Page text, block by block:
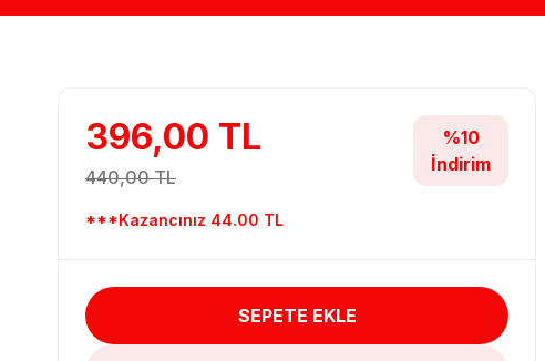
396,00 TL
440,00 TL
***Kazancınız 44.00 TL
%10
İndirim
SEPETE EKLE